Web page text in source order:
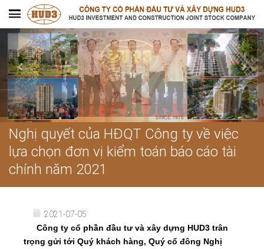
Nghị quyết của HĐQT Công ty về việc
lựa chọn đơn vị kiểm toán báo cáo tài
chính năm 2021
2021-07-05
Công ty cổ phần đầu tư và xây dựng HUD3 trân
trọng gửi tới Quý khách hàng, Quý cổ đông Nghị